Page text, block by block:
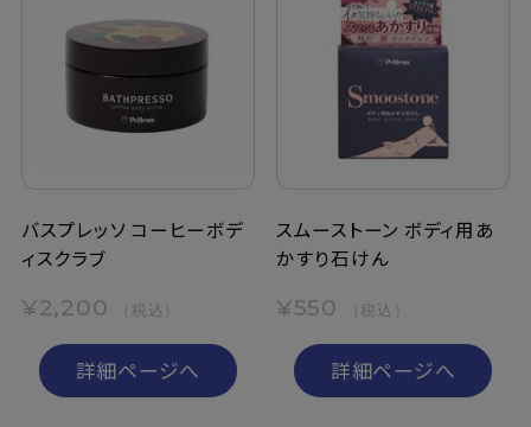
バスプレッソ コーヒーボデ
ィスクラブ
¥2,200 （税込）
詳細ページへ
スムーストーン ボディ用あ
かすり石けん
¥550 （税込）
詳細ページへ